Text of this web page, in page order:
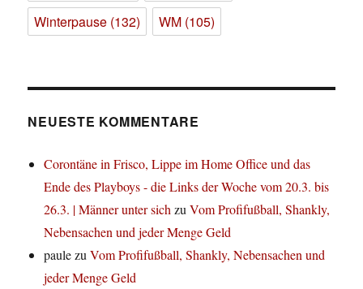
Winterpause (132) WM (105)
NEUESTE KOMMENTARE
Corontäne in Frisco, Lippe im Home Office und das
Ende des Playboys - die Links der Woche vom 20.3. bis
26.3. | Männer unter sichzuVom Profifußball, Shankly,
Nebensachen und jeder Menge Geld
paulezuVom Profifußball, Shankly, Nebensachen und
jeder Menge Geld